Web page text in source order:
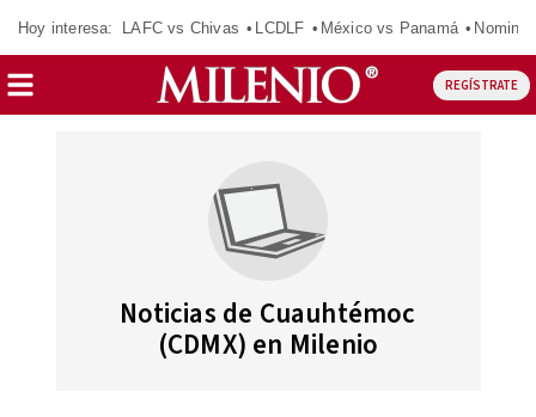
Hoy interesa: LAFC vs Chivas LCDLF México vs Panamá
REGÍSTRATE
Noticias de Cuauhtémoc
(CDMX) en Milenio